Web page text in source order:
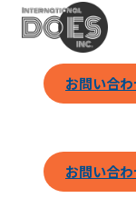
お問い合
お問い合